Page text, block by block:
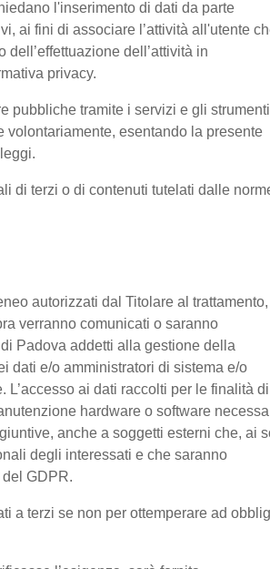
l'inserimento di dati da parte
ai fini di associare l’attività all'utente
dell’attività in
privacy.
pubbliche tramite i servizi e gli strumenti
esentando la presente
di terzi o di contenuti tutelati dalle
autorizzati dal Titolare al
verranno comunicati o saranno
Padova addetti alla gestione della
dati e/o amministratori di sistema e/o
ai dati raccolti per le finalità di
hardware o software
anche a soggetti esterni che, ai
degli interessati e che saranno
GDPR.
a terzi se non per ottemperare ad